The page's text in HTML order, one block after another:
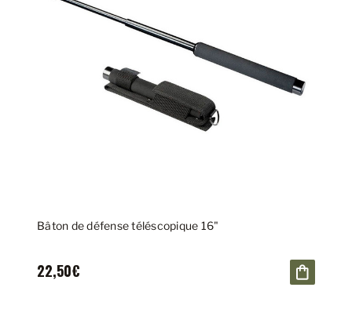
Bâton de défense téléscopique 16"
22,50€